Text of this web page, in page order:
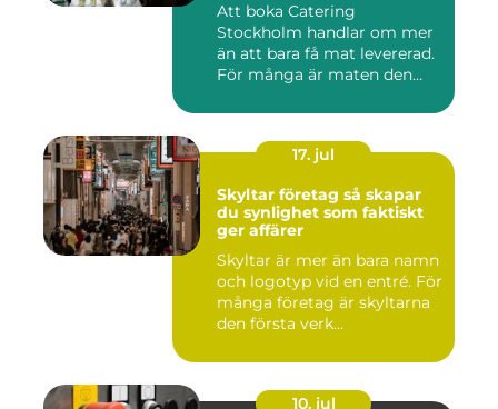
Att boka Catering
Stockholm handlar om mer
än att bara få mat levererad.
För många är maten den
17. jul
Skyltar företag så skapar
du synlighet som faktiskt
ger affärer
Skyltar är mer än bara namn
och logotyp vid en entré. För
många företag är skyltarna
den första verk...
10. jul